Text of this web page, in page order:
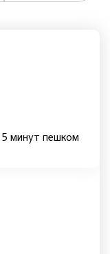
5 минут пешком